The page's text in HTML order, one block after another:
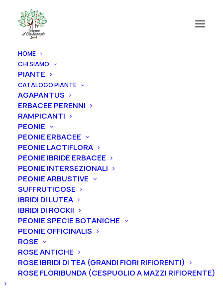
HOME
CHI SIAMO
PIANTE
CATALOGO PIANTE
AGAPANTUS
ERBACEE PERENNI
RAMPICANTI
PEONIE
PEONIE ERBACEE
PEONIE LACTIFLORA
PEONIE IBRIDE ERBACEE
PEONIE INTERSEZIONALI
PEONIE ARBUSTIVE
SUFFRUTICOSE
IBRIDI DI LUTEA
IBRIDI DI ROCKII
PEONIE SPECIE BOTANICHE
PEONIE OFFICINALIS
ROSE
ROSE ANTICHE
ROSE IBRIDI DI TEA (GRANDI FIORI RIFIORENTI)
ROSE FLORIBUNDA (CESPUGLIO A MAZZI RIFIORENTE)
Home Iris Iris germanica
Iris barbata alta (TB)